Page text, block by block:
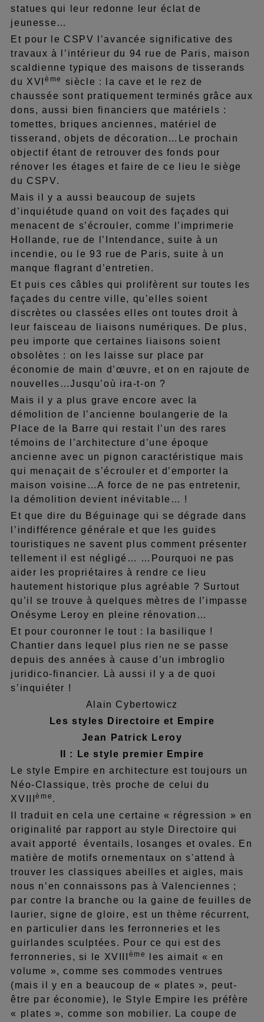
statues qui leur redonne leur éclat de
jeunesse…
Et pour le CSPV l’avancée significative des
travaux à l’intérieur du 94 rue de Paris, maison
scaldienne typique des maisons de tisserands
du XVIème
siècle : la cave et le rez de
chaussée sont pratiquement terminés grâce aux
dons, aussi bien financiers que matériels :
tomettes, briques anciennes, matériel de
tisserand, objets de décoration…Le prochain
objectif étant de retrouver des fonds pour
rénover les étages et faire de ce lieu le siège
du CSPV.
Mais il y a aussi beaucoup de sujets
d’inquiétude quand on voit des façades qui
menacent de s’écrouler, comme l’imprimerie
Hollande, rue de l’Intendance, suite à un
incendie, ou le 93 rue de Paris, suite à un
manque flagrant d’entretien.
Et puis ces câbles qui prolifèrent sur toutes les
façades du centre ville, qu’elles soient
discrètes ou classées elles ont toutes droit à
leur faisceau de liaisons numériques. De plus,
peu importe que certaines liaisons soient
obsolètes : on les laisse sur place par
économie de main d’œuvre, et on en rajoute de
nouvelles…Jusqu’où ira-t-on ?
Mais il y a plus grave encore avec la
démolition de l’ancienne boulangerie de la
Place de la Barre qui restait l’un des rares
témoins de l’architecture d’une époque
ancienne avec un pignon caractéristique mais
qui menaçait de s’écrouler et d’emporter la
maison voisine…A force de ne pas entretenir,
la démolition devient inévitable… !
Et que dire du Béguinage qui se dégrade dans
l’indifférence générale et que les guides
touristiques ne savent plus comment présenter
tellement il est négligé… …Pourquoi ne pas
aider les propriétaires à rendre ce lieu
hautement historique plus agréable ? Surtout
qu’il se trouve à quelques mètres de l’impasse
Onésyme Leroy en pleine rénovation…
Et pour couronner le tout : la basilique !
Chantier dans lequel plus rien ne se passe
depuis des années à cause d’un imbroglio
juridico-financier. Là aussi il y a de quoi
s’inquiéter !
Alain Cybertowicz
Les styles Directoire et Empire
Jean Patrick Leroy
II : Le style premier Empire
Le style Empire en architecture est toujours un
Néo-Classique, très proche de celui du
XVIIIème .
Il traduit en cela une certaine « régression » en
originalité par rapport au style Directoire qui
avait apporté éventails, losanges et ovales. En
matière de motifs ornementaux on s'attend à
trouver les classiques abeilles et aigles, mais
nous n’en connaissons pas à Valenciennes ;
par contre la branche ou la gaine de feuilles de
laurier, signe de gloire, est un thème récurrent,
en particulier dans les ferronneries et les
guirlandes sculptées. Pour ce qui est des
ferronneries, si le XVIII
ème
les aimait « en
volume », comme ses commodes ventrues
(mais il y en a beaucoup de « plates », peut-
être par économie), le Style Empire les préfère
« plates », comme son mobilier. La coupe de